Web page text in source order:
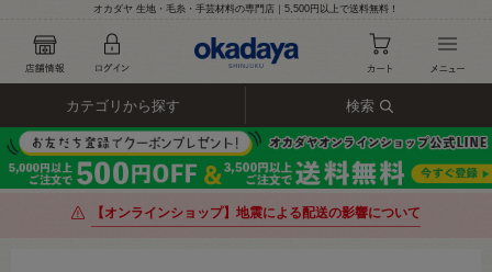
オカダヤ 生地・毛糸・手芸材料の専門店｜5,500円以上で送料無料！
カテゴリから探す 検索
【オンラインショップ】地震による配送の影響について